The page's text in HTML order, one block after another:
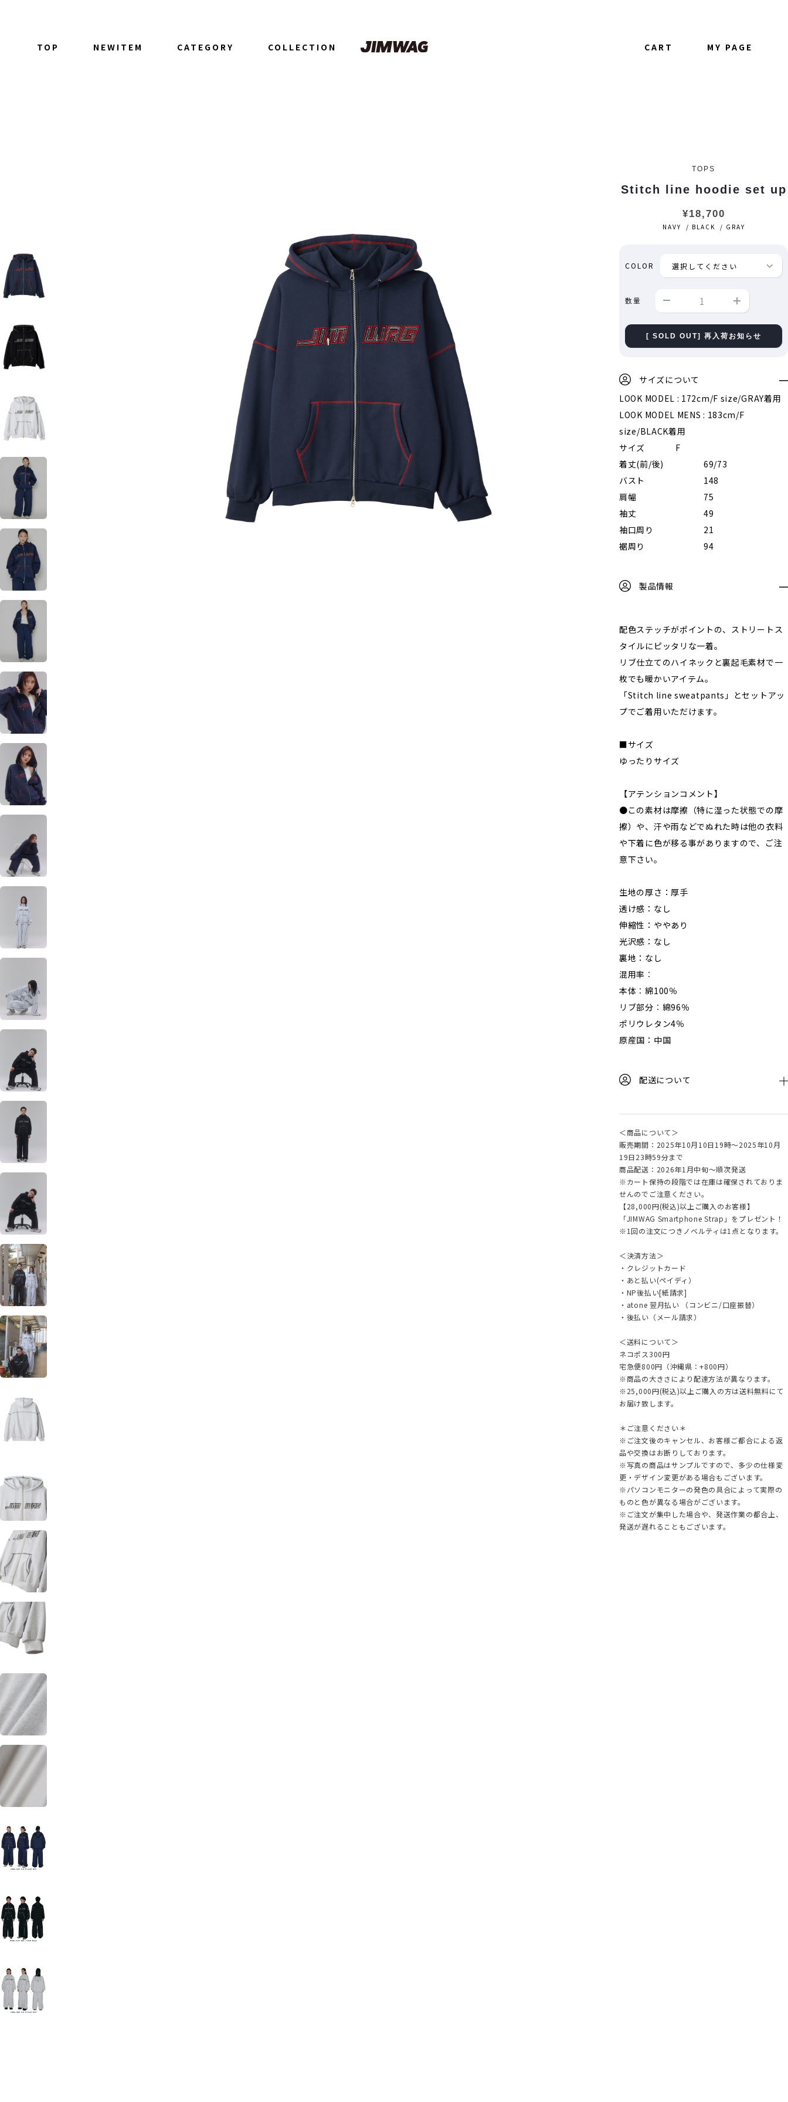
TOP NEWITEM CATEGORY COLLECTION
JIMBEAR
COLLECTION
2025winter
2025autumn
JUNE
COLLECTION
CART MY PAGE
TOPS
Stitch line hoodie set up
¥18,700
NAVY / BLACK / GRAY
COLOR
数量
[ SOLD OUT] 再入荷お知らせ
サイズについて
LOOK MODEL : 172cm/F size/GRAY着用
LOOK MODEL MENS : 183cm/F
size/BLACK着用
サイズ
F
着丈(前/後)
69/73
バスト
148
肩幅
75
袖丈
49
袖口周り
21
裾周り
94
製品情報
配色ステッチがポイントの、ストリートス
タイルにピッタリな一着。
リブ仕立てのハイネックと裏起毛素材で一
枚でも暖かいアイテム。
「Stitch line sweatpants」とセットアッ
プでご着用いただけます。
■サイズ
ゆったりサイズ
【アテンションコメント】
●この素材は摩擦（特に湿った状態での摩
擦）や、汗や雨などでぬれた時は他の衣料
や下着に色が移る事がありますので、ご注
意下さい。
生地の厚さ：厚手
透け感：なし
伸縮性：ややあり
光沢感：なし
裏地：なし
混用率︰
本体︰綿100％
リブ部分︰綿96％
ポリウレタン4％
原産国：中国
配送について
＜商品について＞
販売期間：2025年10月10日19時〜2025年10月
19日23時59分まで
商品配送：2026年1月中旬〜順次発送
※カート保持の段階では在庫は確保されておりま
せんのでご注意ください。
【28,000円(税込)以上ご購入のお客様】
「JIMWAG Smartphone Strap」をプレゼント！
※1回の注文につきノベルティは1点となります。
＜決済方法＞
・クレジットカード
・あと払い(ペイディ）
・NP後払い[紙請求]
・atone 翌月払い （コンビニ/口座振替）
・後払い（メール請求）
＜送料について＞
ネコポス300円
宅急便800円（沖縄県：+800円）
※商品の大きさにより配達方法が異なります。
※25,000円(税込)以上ご購入の方は送料無料にて
お届け致します。
＊ご注意ください＊
※ご注文後のキャンセル、お客様ご都合による返
品や交換はお断りしております。
※写真の商品はサンプルですので、多少の仕様変
更・デザイン変更がある場合もございます。
※パソコンモニターの発色の具合によって実際の
ものと色が異なる場合がございます。
※ご注文が集中した場合や、発送作業の都合上、
発送が遅れることもございます。